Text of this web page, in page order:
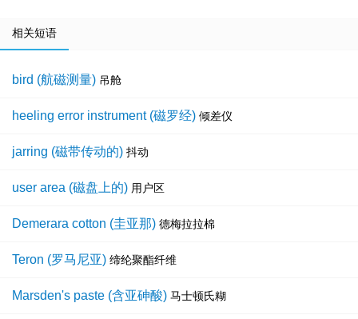
相关短语
bird (航磁测量) 吊舱
heeling error instrument (磁罗经) 倾差仪
jarring (磁带传动的) 抖动
user area (磁盘上的) 用户区
Demerara cotton (圭亚那) 德梅拉拉棉
Teron (罗马尼亚) 缔纶聚酯纤维
Marsden's paste (含亚砷酸) 马士顿氏糊